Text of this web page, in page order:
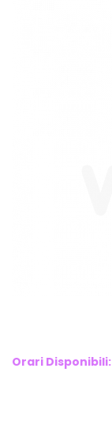
Orari Disponibili: